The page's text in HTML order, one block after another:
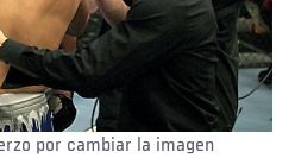
por cambiar la imagen